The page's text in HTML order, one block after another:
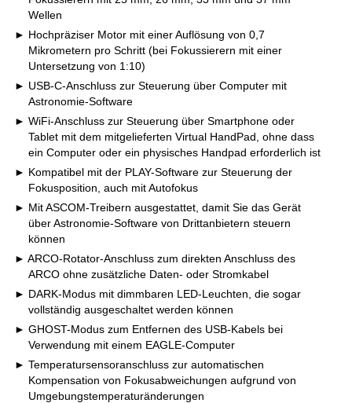
Wellen
Hochpräziser Motor mit einer Auflösung von 0,7
Mikrometern pro Schritt (bei Fokussierern mit einer
Untersetzung von 1:10)
USB-C-Anschluss zur Steuerung über Computer mit
Astronomie-Software
WiFi-Anschluss zur Steuerung über Smartphone oder
Tablet mit dem mitgelieferten Virtual HandPad, ohne dass
ein Computer oder ein physisches Handpad erforderlich ist
Kompatibel mit der PLAY-Software zur Steuerung der
Fokusposition, auch mit Autofokus
Mit ASCOM-Treibern ausgestattet, damit Sie das Gerät
über Astronomie-Software von Drittanbietern steuern
können
ARCO-Rotator-Anschluss zum direkten Anschluss des
ARCO ohne zusätzliche Daten- oder Stromkabel
DARK-Modus mit dimmbaren LED-Leuchten, die sogar
vollständig ausgeschaltet werden können
GHOST-Modus zum Entfernen des USB-Kabels bei
Verwendung mit einem EAGLE-Computer
Temperatursensoranschluss zur automatischen
Kompensation von Fokusabweichungen aufgrund von
Umgebungstemperaturänderungen